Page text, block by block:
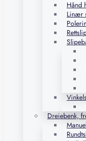
Hånd
Linær
Dreiebenk,